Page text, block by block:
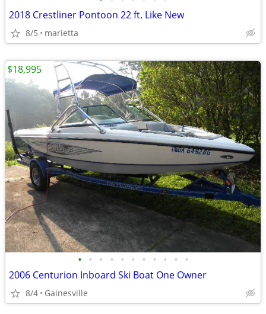
2018 Crestliner Pontoon 22 ft. Like New
8/5 marietta
• • • • • • • • • • •
2006 Centurion Inboard Ski Boat One Owner
8/4 Gainesville
$18,995